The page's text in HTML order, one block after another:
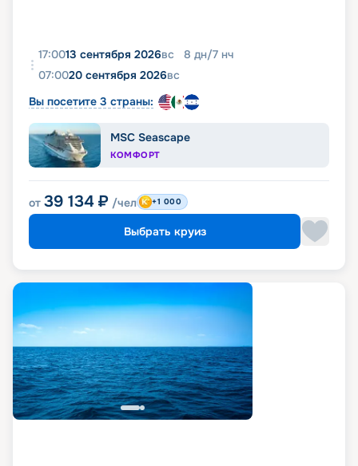
17:0013 сентября 2026вс 8 дн/7 нч
07:0020 сентября 2026вс
Вы посетите 3 страны:
MSC Seascape
КОМФОРТ
от 39 134 ₽ /чел +1 000
Выбрать круиз